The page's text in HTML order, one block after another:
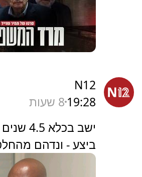
N12
19:28 8 שעות
ישב
ביצע - ונדהם